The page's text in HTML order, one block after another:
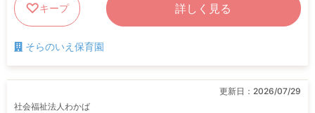
キープ 詳しく見る
そらのいえ保育園
更新日： 2026/07/29
社会福祉法人わかば